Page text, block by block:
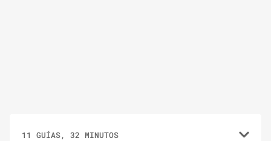
11 GUÍAS, 32 MINUTOS